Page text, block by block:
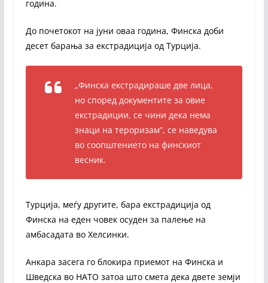
година.
До почетокот на јуни оваа година, Финска доби
десет барања за екстрадиција од Турција.
„Финска екстрадираше две лица,
но според документите за овие
екстрадиции, се чини дека нема
знаци на тероризам”, се наведува
во соопштението на финскиот
весник.
Турција, меѓу другите, бара екстрадиција од
Финска на еден човек осуден за палење на
амбасадата во Хелсинки.
Анкара засега го блокира приемот на Финска и
Шведска во НАТО затоа што смета дека двете земји